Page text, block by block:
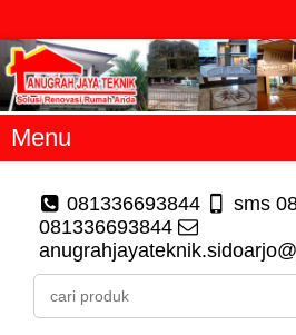
Menu
081336693844
sms
081336693844